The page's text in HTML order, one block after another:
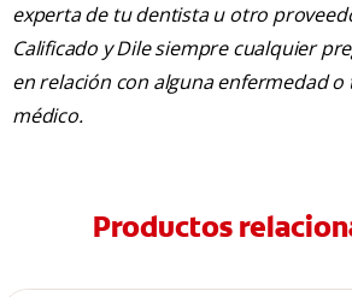
experta de tu dentista u otro
Calificado y Dile siempre cualquier
en relación con alguna enfermedad
médico.
Productos